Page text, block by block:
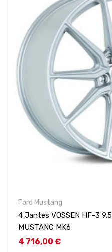
Ford Mustang
4 Jantes VOSSEN HF-3
MUSTANG MK6
Prix
4 716,00 €